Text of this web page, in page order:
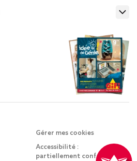
Gérer mes cookies
Accessibilité :
partiellement conforme